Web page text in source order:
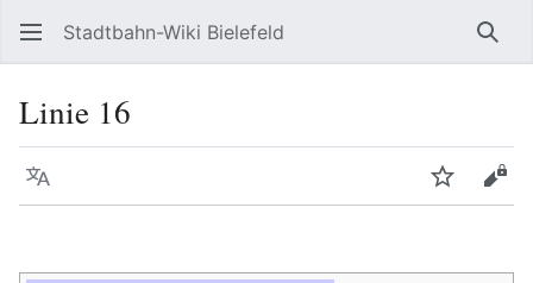
Stadtbahn-Wiki Bielefeld
Linie 16
Sprache